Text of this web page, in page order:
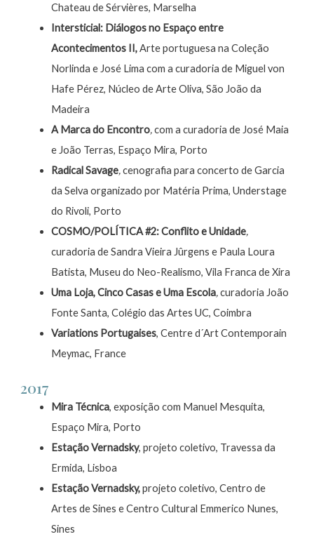
Chateau de Sérvières, Marselha
Intersticial: Diálogos no Espaço entre
Acontecimentos II,Arte portuguesa na Coleção
Norlinda e José Lima com a curadoria de Miguel von
Hafe Pérez, Núcleo de Arte Oliva, São João da
Madeira
A Marca do Encontro,com a curadoria de José Maia
e João Terras, Espaço Mira, Porto
Radical Savage,cenografia para concerto de Garcia
da Selva organizado por Matéria Prima, Understage
do Rivoli, Porto
COSMO/POLÍTICA #2: Conflito e Unidade,
curadoria de Sandra Vieira Jûrgens e Paula Loura
Batista, Museu do Neo-Realismo, Vila Franca de Xira
Uma Loja, Cinco Casas e Uma Escola,curadoria João
Fonte Santa, Colégio das Artes UC, Coimbra
Variations Portugaises, Centre d´Art Contemporain
Meymac, France
2017
Mira Técnica, exposição com Manuel Mesquita,
Espaço Mira, Porto
Estação Vernadsky, projeto coletivo, Travessa da
Ermida, Lisboa
Estação Vernadsky,projeto coletivo, Centro de
Artes de Sines e Centro Cultural Emmerico Nunes,
Sines